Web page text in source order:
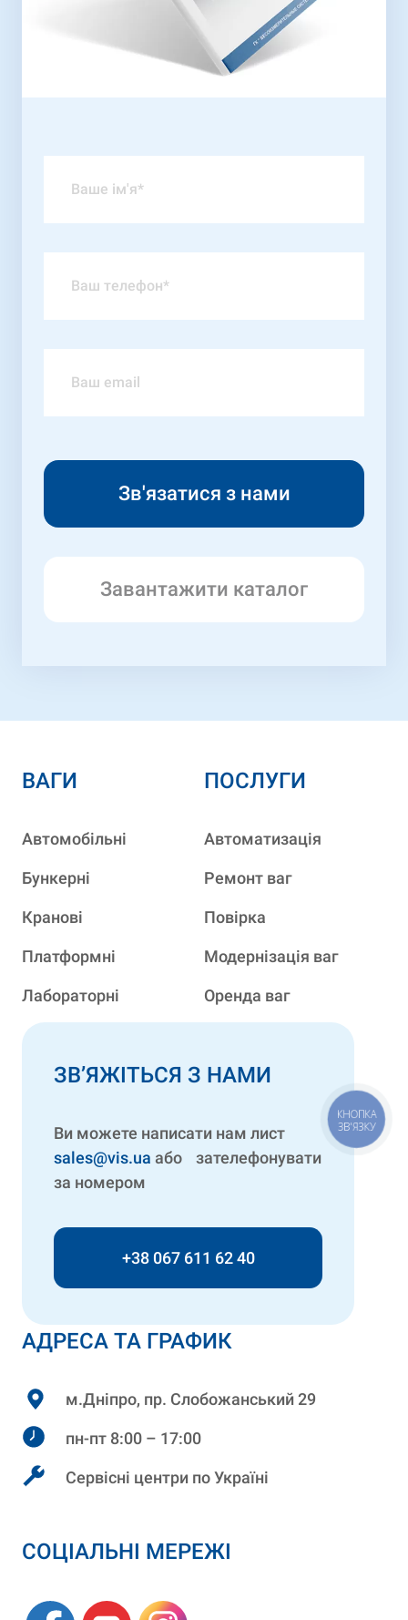
Завантажити каталог
АДРЕСА ТА ГРАФИК
м.Дніпро, пр. Слобожанський 29
пн-пт 8:00 – 17:00
Сервісні центри по Україні
СОЦІАЛЬНІ МЕРЕЖІ
ВАГИ
Автомобільні
Бункерні
Кранові
Платформні
Лабораторні
ПОСЛУГИ
Автоматизація
Ремонт ваг
Повірка
Модернізація ваг
Оренда ваг
ЗВ’ЯЖІТЬСЯ З НАМИ
Ви можете написати нам лист
sales@vis.ua або зателефонувати
за номером
+38 067 611 62 40
КНОПКА
ЗВ'ЯЗКУ